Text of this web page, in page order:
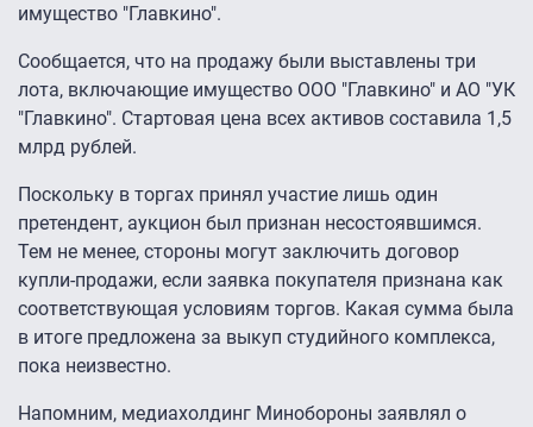
имущество "Главкино".
Сообщается, что на продажу были выставлены три
лота, включающие имущество ООО "Главкино" и АО "УК
"Главкино". Стартовая цена всех активов составила 1,5
млрд рублей.
Поскольку в торгах принял участие лишь один
претендент, аукцион был признан несостоявшимся.
Тем не менее, стороны могут заключить договор
купли-продажи, если заявка покупателя признана как
соответствующая условиям торгов. Какая сумма была
в итоге предложена за выкуп студийного комплекса,
пока неизвестно.
Напомним, медиахолдинг Минобороны заявлял о